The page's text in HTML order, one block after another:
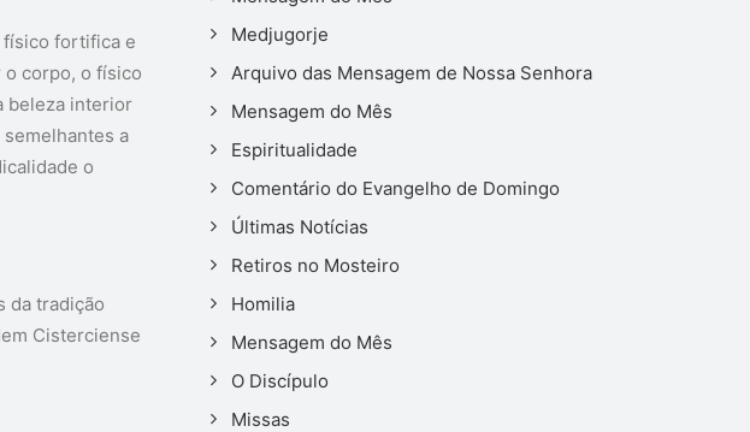
físico fortifica e
o corpo, o físico
beleza interior
a
o
da tradição
Cisterciense
Medjugorje
Arquivo das Mensagem de Nossa Senhora
Mensagem do Mês
Espiritualidade
Comentário do Evangelho de Domingo
Últimas Notícias
Retiros no Mosteiro
Homilia
Mensagem do Mês
O Discípulo
Missas